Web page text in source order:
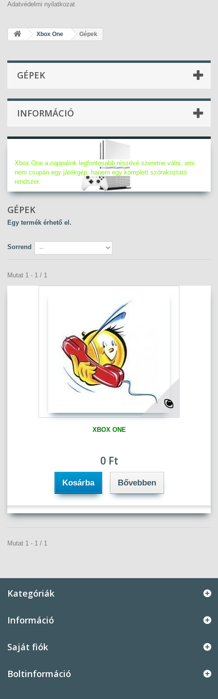
Adatvédelmi nyilatkozat
Xbox One Gépek
GÉPEK
INFORMÁCIÓ
Xbox One a nappalink legfontosabb részévé szeretne válni, ami
nem csupán egy játékgép, hanem egy komplett szórakoztató
rendszer.
GÉPEK
Egy termék érhető el.
Sorrend
Mutat 1 - 1 / 1
XBOX ONE
0 Ft‎
Kosárba Bővebben
Mutat 1 - 1 / 1
Kategóriák
Információ
Saját fiók
Boltinformáció